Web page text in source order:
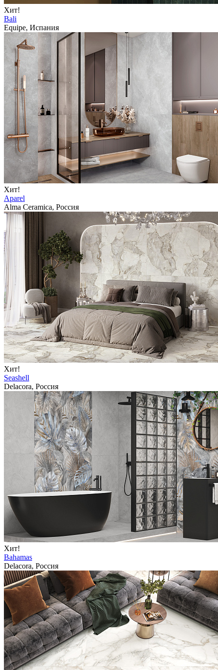
Хит!
Bali
Equipe, Испания
Хит!
Aparel
Alma Ceramica, Россия
Хит!
Seashell
Delacora, Россия
Хит!
Bahamas
Delacora, Россия